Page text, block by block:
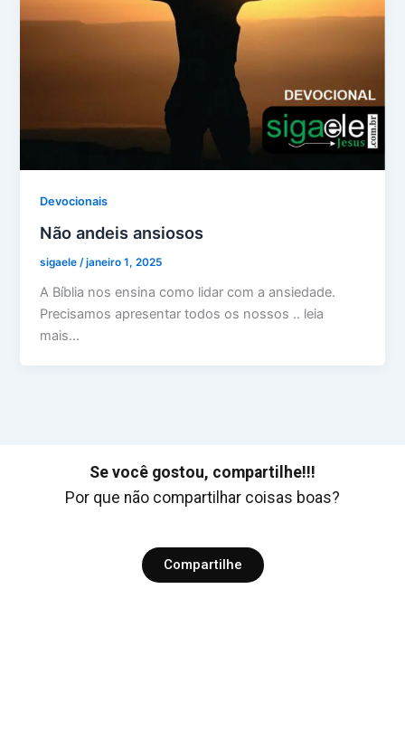
Devocionais
Não andeis ansiosos
sigaele /janeiro 1, 2025
A Bíblia nos ensina como lidar com a ansiedade.
Precisamos apresentar todos os nossos .. leia
mais…
Se você gostou, compartilhe!!!
Por que não compartilhar coisas boas?
Compartilhe